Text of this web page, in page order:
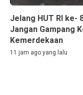
Jelang HUT RI ke-
Jangan Gampang
Kemerdekaan
11 jam ago yang lalu